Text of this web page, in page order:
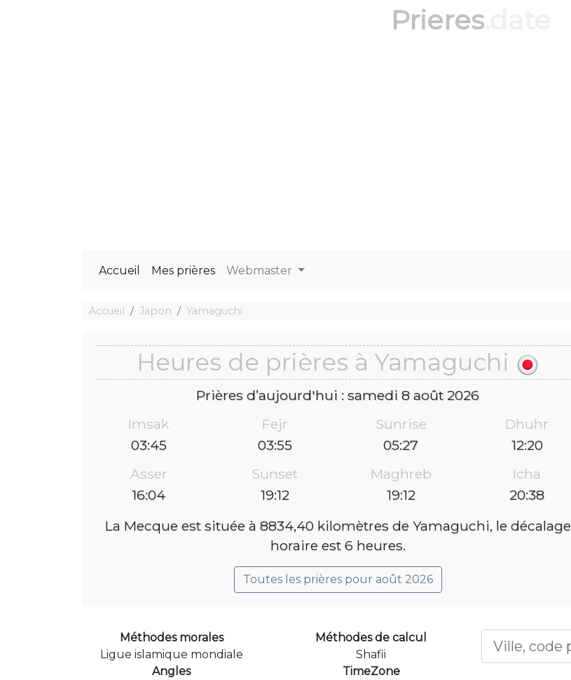
Prieres
Accueil Mes prières Webmaster
Accueil Japon Yamaguchi
Heures de prières à Yamaguchi
Prières d’aujourd'hui : samedi 8 août 2026
Imsak
03:45
Fejr
03:55
Sunrise
05:27
Dhuhr
12:20
Asser
16:04
Sunset
19:12
Maghreb
19:12
Icha
20:38
La Mecque est située à 8834,40 kilomètres de Yamaguchi, le décalage
horaire est 6 heures.
Toutes les prières pour août 2026
Méthodes morales
Ligue islamique mondiale
Méthodes de calcul
Shafii
Angles
TimeZone